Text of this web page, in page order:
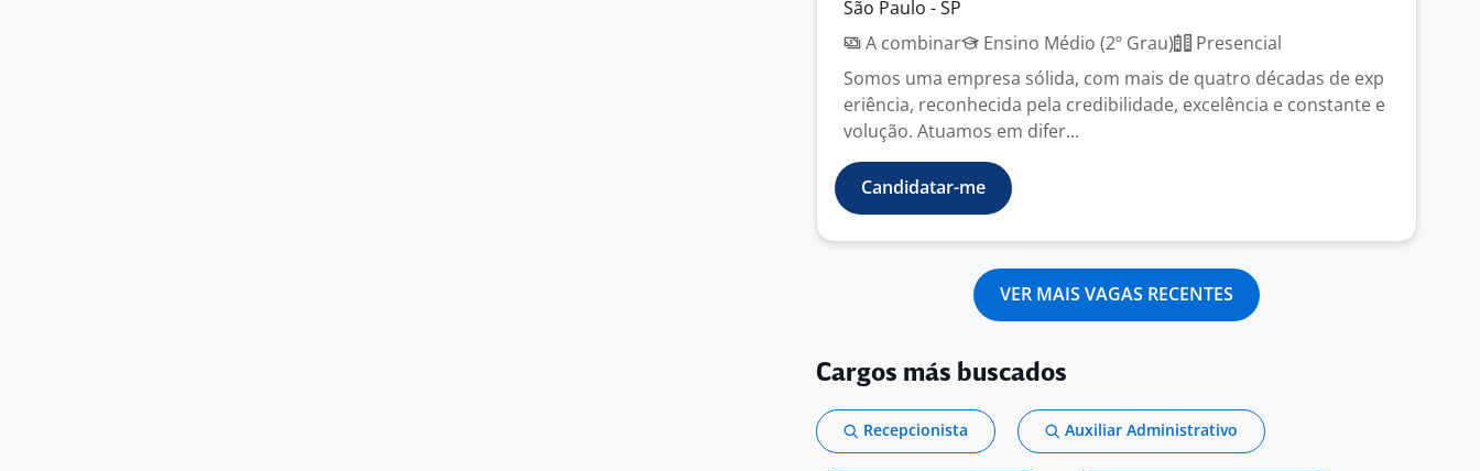
São Paulo - SP
A combinar
Ensino Médio (2º Grau)
Presencial
Somos uma empresa sólida, com mais de quatro décadas de exp
eriência, reconhecida pela credibilidade, excelência e constante e
volução. Atuamos em difer...
Candidatar-me
VER MAIS VAGAS RECENTES
Cargos más buscados
Recepcionista Auxiliar Administrativo